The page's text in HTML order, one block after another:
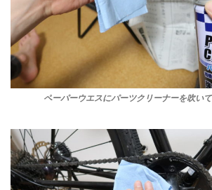
ペーパーウエスにパーツクリーナーを吹い